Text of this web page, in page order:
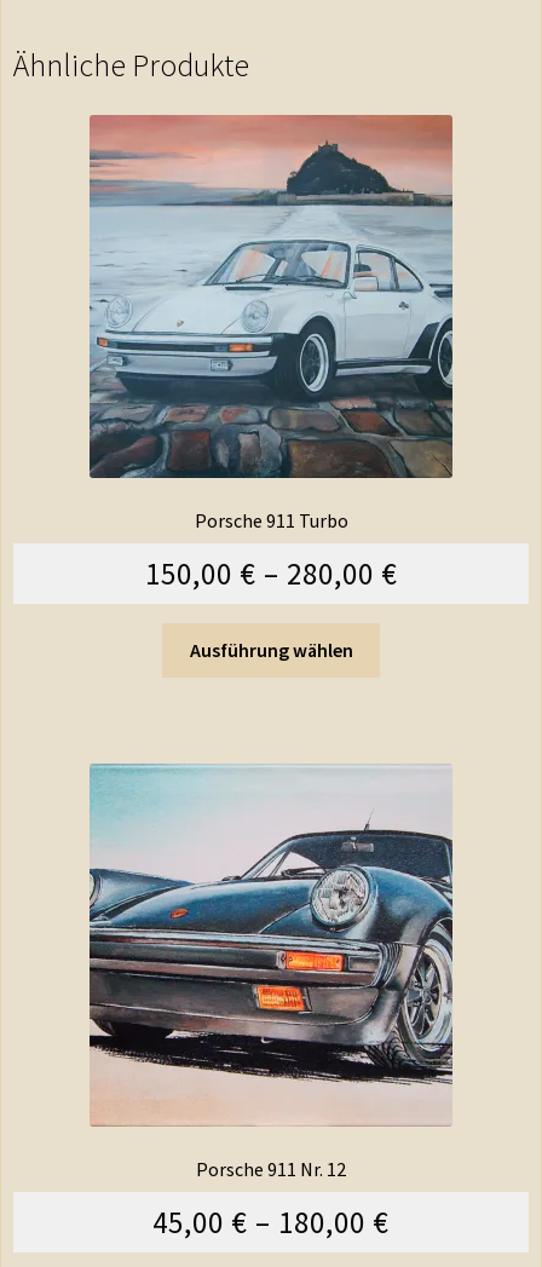
Ähnliche Produkte
Porsche 911 Turbo
150,00 € – 280,00 €
Ausführung wählen
Porsche 911 Nr. 12
45,00 € – 180,00 €